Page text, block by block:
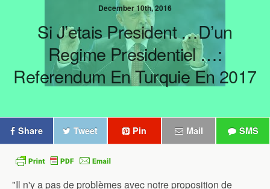
December 10th, 2016
Si J’etais President …d’un
Regime Presidentiel …:
Referendum En Turquie En 2017
Share Tweet Pin Mail SMS
"Il n'y a pas de problèmes avec notre proposition de